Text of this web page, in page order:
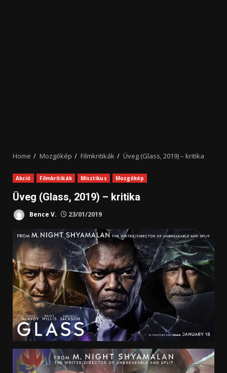
Home Mozgókép Filmkritikák Üveg (Glass, 2019) – kritika
Akció Filmkritikák Misztikus Mozgókép
Üveg (Glass, 2019) – kritika
Bence V. 23/01/2019